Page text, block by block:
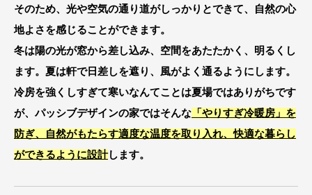
そのため、光や空気の通り道がしっかりとできて、自然の心
地よさを感じることができます。
冬は陽の光が窓から差し込み、空間をあたたかく、明るくし
ます。夏は軒で日差しを遮り、風がよく通るようにします。
冷房を強くしすぎて寒いなんてことは夏場ではありがちです
が、パッシブデザインの家ではそんな 「やりすぎ冷暖房」を
防ぎ、自然がもたらす適度な温度を取り入れ、快適な暮らし
ができるように設計します。